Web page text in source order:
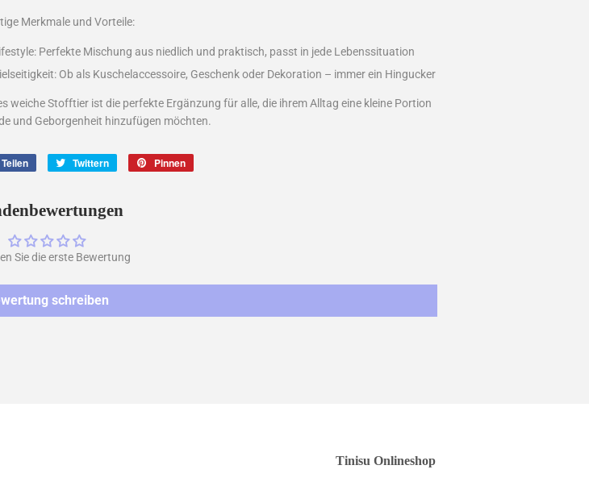
Merkmale und Vorteile:
Perfekte Mischung aus niedlich und praktisch, passt in jede Lebenssituation
Ob als Kuschelaccessoire, Geschenk oder Dekoration – immer ein Hingucker
weiche Stofftier ist die perfekte Ergänzung für alle, die ihrem Alltag eine kleine Portion
und Geborgenheit hinzufügen möchten.
Teilen Twittern Pinnen
Sie die erste Bewertung
schreiben
Tinisu Onlineshop